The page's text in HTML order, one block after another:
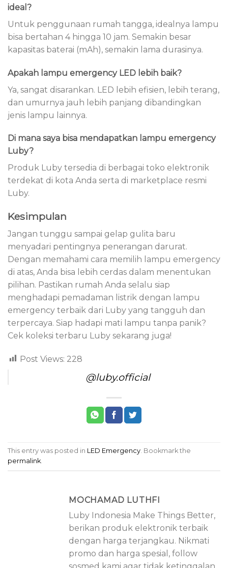
ideal?
Untuk penggunaan rumah tangga, idealnya lampu
bisa bertahan 4 hingga 10 jam. Semakin besar
kapasitas baterai (mAh), semakin lama durasinya.
Apakah lampu emergency LED lebih baik?
Ya, sangat disarankan. LED lebih efisien, lebih terang,
dan umurnya jauh lebih panjang dibandingkan
jenis lampu lainnya.
Di mana saya bisa mendapatkan lampu emergency
Luby?
Produk Luby tersedia di berbagai toko elektronik
terdekat di kota Anda serta di marketplace resmi
Luby.
Kesimpulan
Jangan tunggu sampai gelap gulita baru
menyadari pentingnya penerangan darurat.
Dengan memahami cara memilih lampu emergency
di atas, Anda bisa lebih cerdas dalam menentukan
pilihan. Pastikan rumah Anda selalu siap
menghadapi pemadaman listrik dengan lampu
emergency terbaik dari Luby yang tangguh dan
terpercaya. Siap hadapi mati lampu tanpa panik?
Cek koleksi terbaru Luby sekarang juga!
Post Views: 228
@luby.official
This entry was posted in LED Emergency. Bookmark the
permalink.
MOCHAMAD LUTHFI
Luby Indonesia Make Things Better,
berikan produk elektronik terbaik
dengan harga terjangkau. Nikmati
promo dan harga spesial, follow